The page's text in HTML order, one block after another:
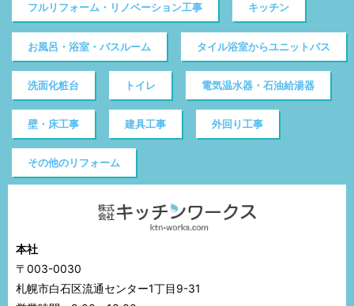
フルリフォーム・リノベーション工事 キッチン
お風呂・浴室・バスルーム タイル浴室からユニットバス
洗面化粧台 トイレ 電気温水器・石油給湯器
壁・床工事 建具工事 外回り工事
その他のリフォーム
本社
〒003-0030
札幌市白石区流通センター1丁目9-31